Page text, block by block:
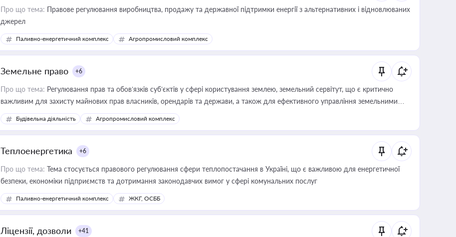
Про що тема: Правове регулювання виробництва, продажу та державної підтримки енергії з альтернативних і відновлюваних
джерел
Паливно-енергетичний комплекс Агропромисловий комплекс
Земельне право +6
Про що тема: Регулювання прав та обов’язків суб’єктів у сфері користування землею, земельний сервітут, що є критично
важливим для захисту майнових прав власників, орендарів та держави, а також для ефективного управління земельними
ресурсами
Будівельна діяльність Агропромисловий комплекс
Теплоенергетика +6
Про що тема: Тема стосується правового регулювання сфери теплопостачання в Україні, що є важливою для енергетичної
безпеки, економіки підприємств та дотримання законодавчих вимог у сфері комунальних послуг
Паливно-енергетичний комплекс ЖКГ, ОСББ
Ліцензії, дозволи +41